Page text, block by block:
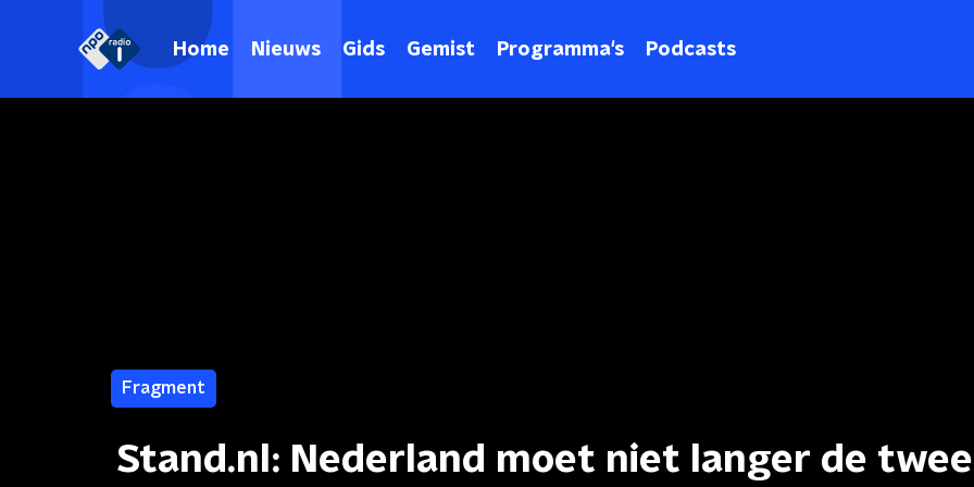
Home Nieuws Gids Gemist Programma's Podcasts
Fragment
Stand.nl: Nederland moet niet langer de